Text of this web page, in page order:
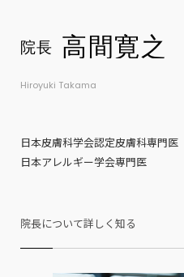
Hiroyuki Takama
日本皮膚科学会認定皮膚科専門医
日本アレルギー学会専門医
院長について詳しく知る